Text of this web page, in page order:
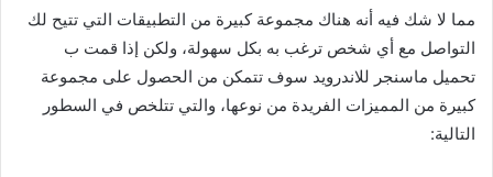
مما لا شك فيه أنه هناك مجموعة كبيرة من التطبيقات التي تتيح لك
التواصل مع أي شخص ترغب به بكل سهولة، ولكن إذا قمت ب
تحميل ماسنجر للاندرويد سوف تتمكن من الحصول على مجموعة
كبيرة من المميزات الفريدة من نوعها، والتي تتلخص في السطور
التالية: